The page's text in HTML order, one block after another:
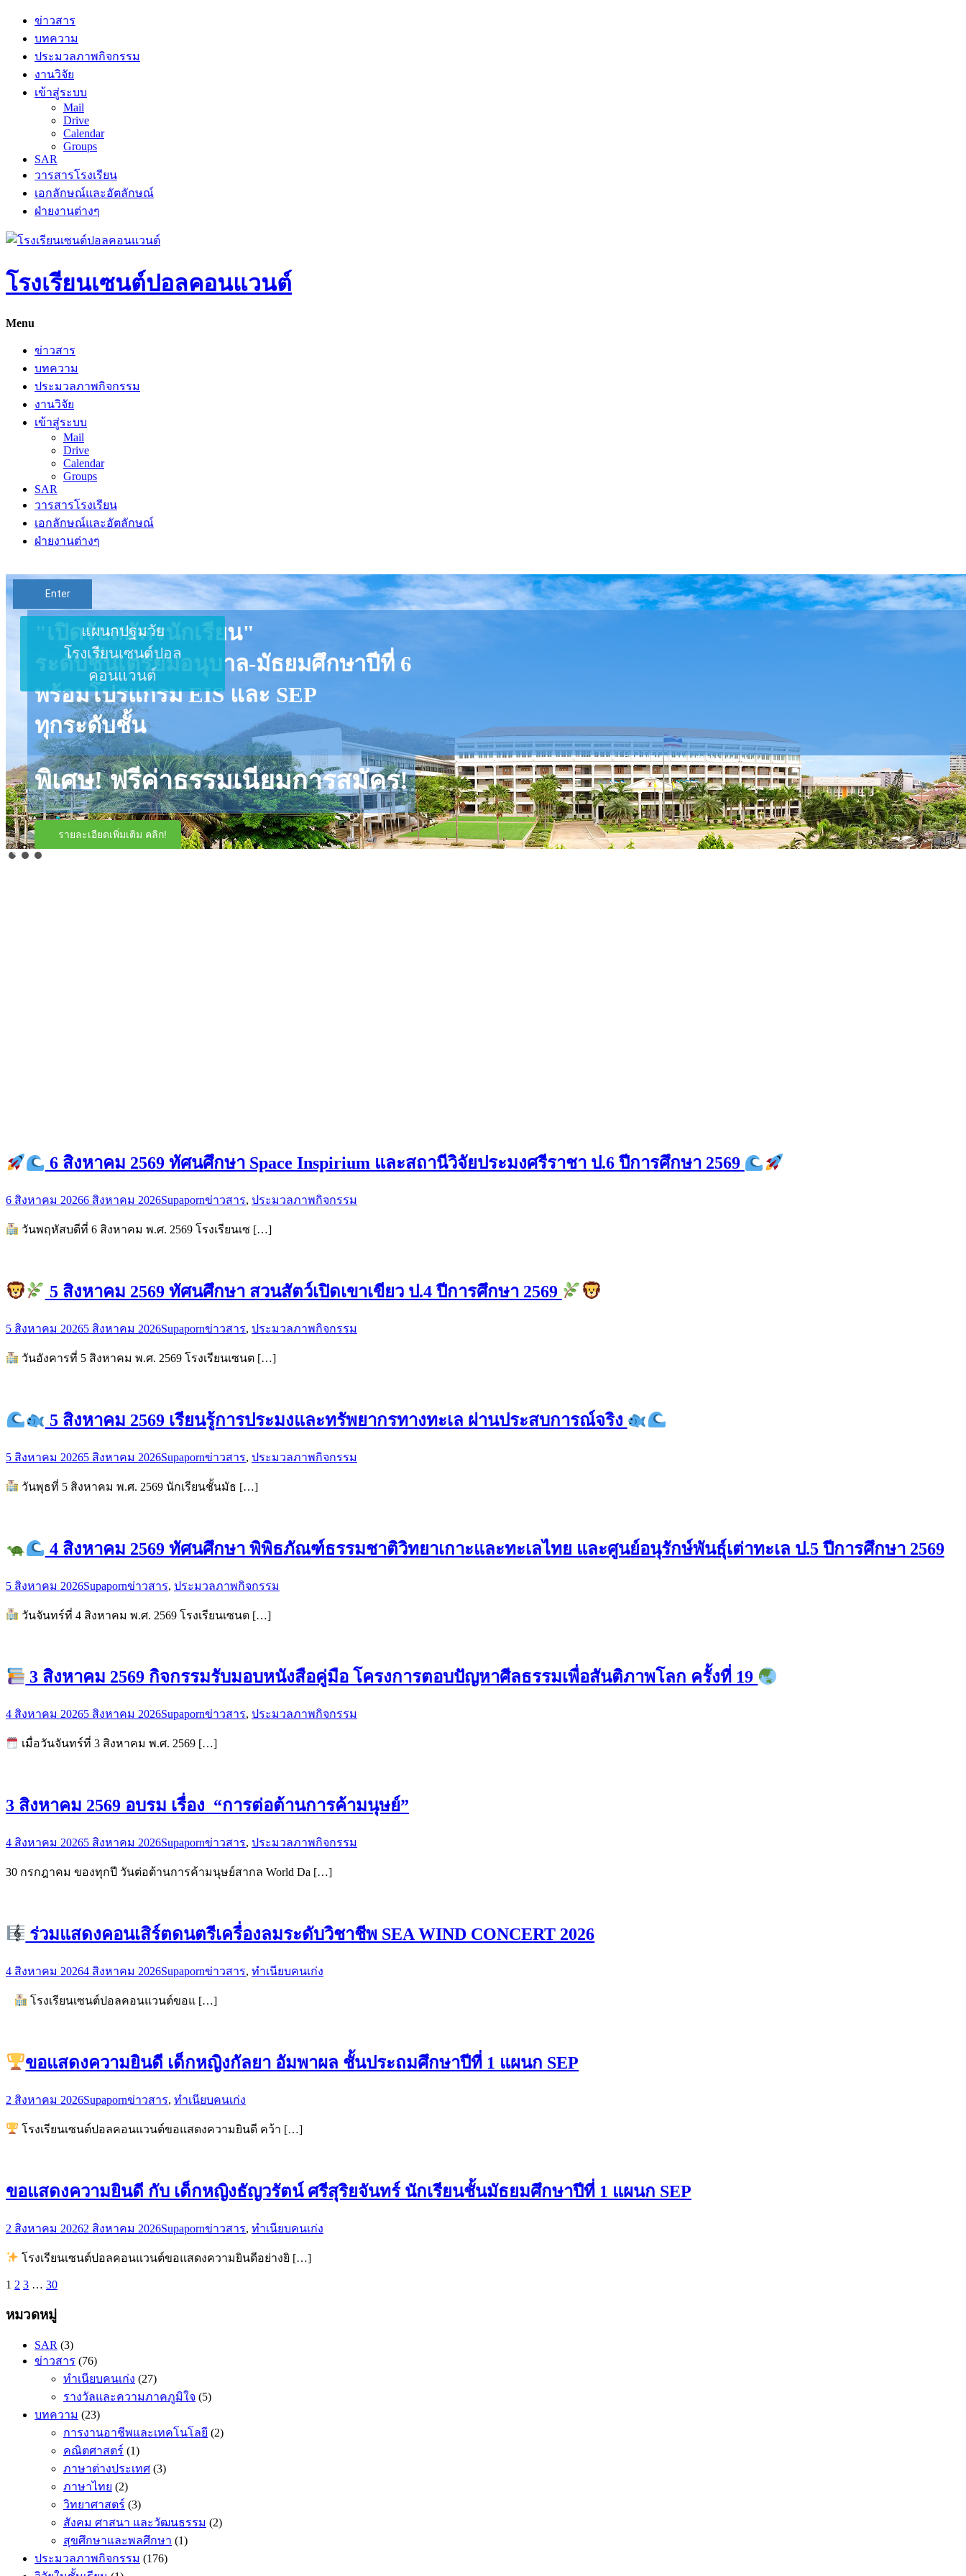
Skip
content
ข่าวสาร
บทความ
ประมวลภาพกิจกรรม
งานวิจัย
เข้าสู่ระบบ
Mail
Drive
Calendar
Groups
SAR
วารสารโรงเรียน
เอกลักษณ์และอัตลักษณ์
ฝ่ายงานต่างๆ
โรงเรียนเซนต์ปอลคอนแวนต์
Menu
ข่าวสาร
บทความ
ประมวลภาพกิจกรรม
งานวิจัย
เข้าสู่ระบบ
Mail
Drive
Calendar
Groups
SAR
วารสารโรงเรียน
เอกลักษณ์และอัตลักษณ์
ฝ่ายงานต่างๆ
"เปิดรับสมัครนักเรียน"
ระดับชั้นเตรียมอนุบาล-มัธยมศึกษาปีที่ 6
พร้อมโปรแกรม EIS และ SEP
ทุกระดับชั้น
พิเศษ! ฟรีค่าธรรมเนียมการสมัคร!
รายละเอียดเพิ่มเติม คลิก!
Enter
แผนกปฐมวัย
โรงเรียนเซนต์ปอล
คอนแวนต์
6 สิงหาคม 2569 ทัศนศึกษา Space Inspirium และสถานีวิจัยประมงศรีราชา ป.6 ปีการศึกษา 2569
6 สิงหาคม 20266 สิงหาคม 2026Supapornข่าวสาร, ประมวลภาพกิจกรรม
วันพฤหัสบดีที่ 6 สิงหาคม พ.ศ. 2569 โรงเรียนเซ […]
5 สิงหาคม 2569 ทัศนศึกษา สวนสัตว์เปิดเขาเขียว ป.4 ปีการศึกษา 2569
5 สิงหาคม 20265 สิงหาคม 2026Supapornข่าวสาร, ประมวลภาพกิจกรรม
วันอังคารที่ 5 สิงหาคม พ.ศ. 2569 โรงเรียนเซนต […]
5 สิงหาคม 2569 เรียนรู้การประมงและทรัพยากรทางทะเล ผ่านประสบการณ์จริง
5 สิงหาคม 20265 สิงหาคม 2026Supapornข่าวสาร, ประมวลภาพกิจกรรม
วันพุธที่ 5 สิงหาคม พ.ศ. 2569 นักเรียนชั้นมัธ […]
4 สิงหาคม 2569 ทัศนศึกษา พิพิธภัณฑ์ธรรมชาติวิทยาเกาะและทะเลไทย และศูนย์อนุรักษ์พันธุ์เต่าทะเล ป.5 ปีการศึกษา 2569
5 สิงหาคม 2026Supapornข่าวสาร, ประมวลภาพกิจกรรม
วันจันทร์ที่ 4 สิงหาคม พ.ศ. 2569 โรงเรียนเซนต […]
3 สิงหาคม 2569 กิจกรรมรับมอบหนังสือคู่มือ โครงการตอบปัญหาศีลธรรมเพื่อสันติภาพโลก ครั้งที่ 19
4 สิงหาคม 20265 สิงหาคม 2026Supapornข่าวสาร, ประมวลภาพกิจกรรม
เมื่อวันจันทร์ที่ 3 สิงหาคม พ.ศ. 2569 […]
3 สิงหาคม 2569 อบรม เรื่อง “การต่อต้านการค้ามนุษย์”
4 สิงหาคม 20265 สิงหาคม 2026Supapornข่าวสาร, ประมวลภาพกิจกรรม
30 กรกฎาคม ของทุกปี วันต่อต้านการค้ามนุษย์สากล World Da […]
ร่วมแสดงคอนเสิร์ตดนตรีเครื่องลมระดับวิชาชีพ SEA WIND CONCERT 2026
4 สิงหาคม 20264 สิงหาคม 2026Supapornข่าวสาร, ทำเนียบคนเก่ง
โรงเรียนเซนต์ปอลคอนแวนต์ขอแ […]
ขอแสดงความยินดี เด็กหญิงกัลยา อัมพาผล ชั้นประถมศึกษาปีที่ 1 แผนก SEP
2 สิงหาคม 2026Supapornข่าวสาร, ทำเนียบคนเก่ง
โรงเรียนเซนต์ปอลคอนแวนต์ขอแสดงความยินดี คว้า […]
ขอแสดงความยินดี กับ เด็กหญิงธัญวรัตน์ ศรีสุริยจันทร์ นักเรียนชั้นมัธยมศึกษาปีที่ 1 แผนก SEP
2 สิงหาคม 20262 สิงหาคม 2026Supapornข่าวสาร, ทำเนียบคนเก่ง
โรงเรียนเซนต์ปอลคอนแวนต์ขอแสดงความยินดีอย่างยิ […]
1 2 3 … 30
หมวดหมู่
SAR (3)
ข่าวสาร (76)
ทำเนียบคนเก่ง (27)
รางวัลและความภาคภูมิใจ (5)
บทความ (23)
การงานอาชีพและเทคโนโลยี (2)
คณิตศาสตร​์ (1)
ภาษาต่างประเทศ (3)
ภาษาไทย (2)
วิทยาศาสตร์ (3)
สังคม ศาสนา และวัฒนธรรม (2)
สุขศึกษาและพลศึกษา (1)
ประมวลภาพกิจกรรม (176)